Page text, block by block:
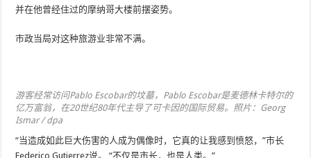
并在他曾经住过的摩纳哥大楼前摆姿势。
市政当局对这种旅游业非常不满。
游客经常访问Pablo Escobar的坟墓，Pablo Escobar是麦德林卡特尔的
亿万富翁，在20世纪80年代主导了可卡因的国际贸易。照片：Georg
Ismar / dpa
“当造成如此巨大伤害的人成为偶像时，它真的让我感到愤怒，”市长
Federico Gutierrez说。 “不仅是市长，也是人类。”